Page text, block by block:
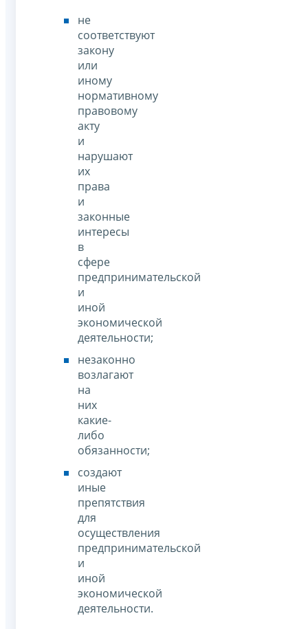
не
соответствуют
закону
или
иному
нормативному
правовому
акту
и
нарушают
их
права
и
законные
интересы
в
сфере
предпринимательской
и
иной
экономической
деятельности;
незаконно
возлагают
на
них
какие-
либо
обязанности;
создают
иные
препятствия
для
осуществления
предпринимательской
и
иной
экономической
деятельности.